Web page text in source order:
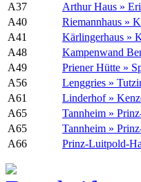
A37
Arthur Haus »
A40
Riemannhaus »
A41
Kärlingerhaus »
A48
Kampenwand
A49
Priener Hütte »
A56
Lenggries »
A61
Linderhof »
A65
Tannheim »
A65
Tannheim »
A66
Prinz-Luitpold-